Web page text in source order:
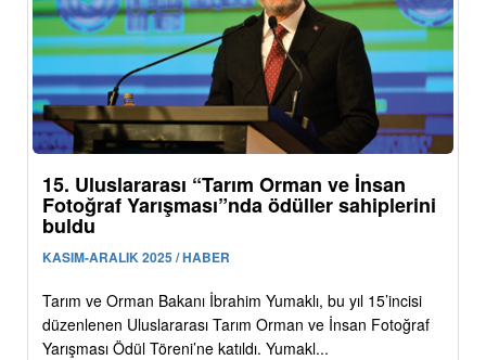
15. Uluslararası “Tarım Orman ve İnsan
Fotoğraf Yarışması”nda ödüller sahiplerini
buldu
KASIM-ARALIK 2025 / HABER
Tarım ve Orman Bakanı İbrahim Yumaklı, bu yıl 15’incisi
düzenlenen Uluslararası Tarım Orman ve İnsan Fotoğraf
Yarışması Ödül Töreni’ne katıldı. Yumakl...